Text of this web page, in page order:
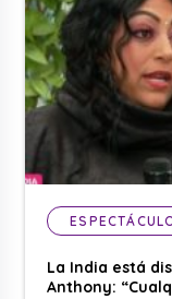
La India está
Anthony: